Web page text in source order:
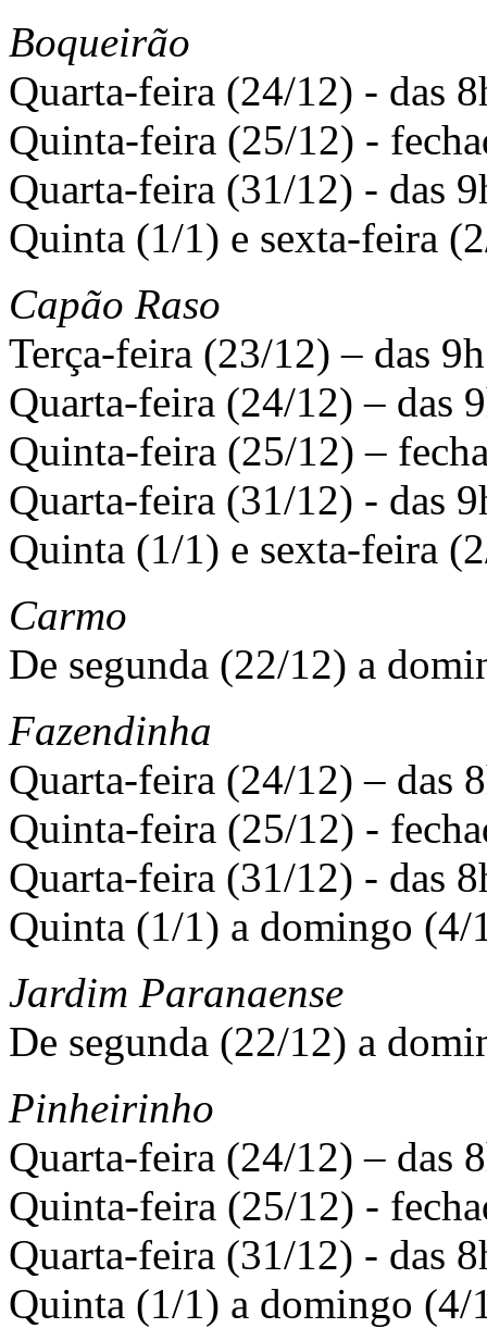
Boqueirão
Quarta-feira (24/12) - das
Quinta-feira (25/12) -
Quarta-feira (31/12) - das
Quinta (1/1) e sexta-feira
Capão Raso
Terça-feira (23/12) – das
Quarta-feira (24/12) – das
Quinta-feira (25/12) –
Quarta-feira (31/12) - das
Quinta (1/1) e sexta-feira
Carmo
De segunda (22/12) a
Fazendinha
Quarta-feira (24/12) – das
Quinta-feira (25/12) -
Quarta-feira (31/12) - das
Quinta (1/1) a domingo (4/
Jardim Paranaense
De segunda (22/12) a
Pinheirinho
Quarta-feira (24/12) – das
Quinta-feira (25/12) -
Quarta-feira (31/12) - das
Quinta (1/1) a domingo (4/